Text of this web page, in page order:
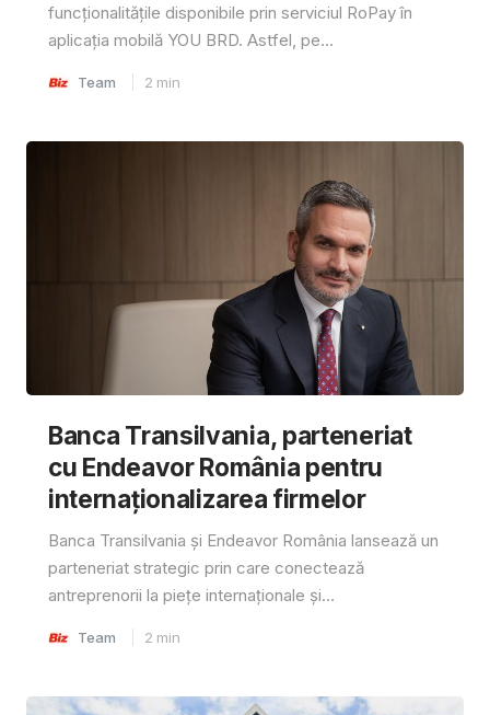
funcționalitățile disponibile prin serviciul RoPay în
aplicația mobilă YOU BRD. Astfel, pe...
Team 2 min
Banca Transilvania, parteneriat
cu Endeavor România pentru
internaționalizarea firmelor
Banca Transilvania și Endeavor România lansează un
parteneriat strategic prin care conectează
antreprenorii la piețe internaționale și...
Team 2 min